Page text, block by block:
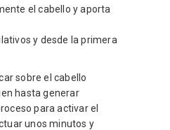
el cabello y aporta
y desde la primera
sobre el cabello
hasta generar
para activar el
unos minutos y